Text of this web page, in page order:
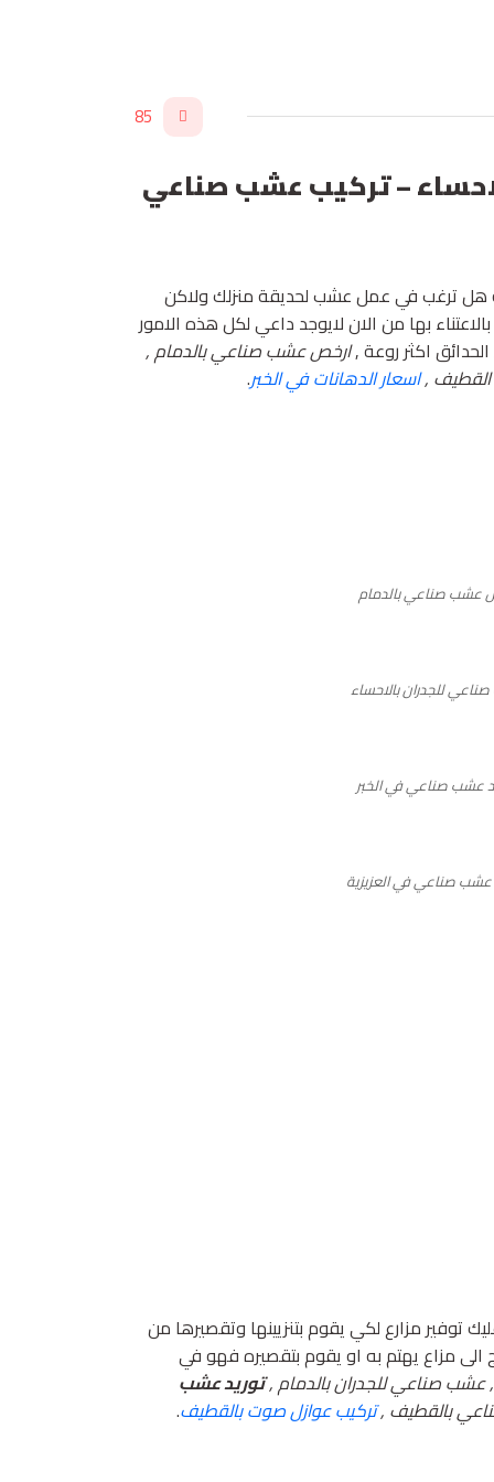
85
صناعي للجدران بالاحساء – تركيب عشب صناعي
هل ترغب في عمل عشب لحديقة منزلك ولاكن
بها من الان لايوجد داعي لكل هذه الامور
اكثر روعة ,ارخص عشب صناعي بالدمام ,
,اسعار الدهانات في الخبر.
عشب صناعي بالدمام
للجدران بالاحساء
عشب صناعي في الخبر
صناعي في العزيزية
مزارع لكي يقوم بتنزيينها وتقصيرها من
مزاع يهتم به او يقوم بتقصيره فهو في
عشب صناعي للجدران بالدمام ,توريد عشب
بالقطيف ,تركيب عوازل صوت بالقطيف.